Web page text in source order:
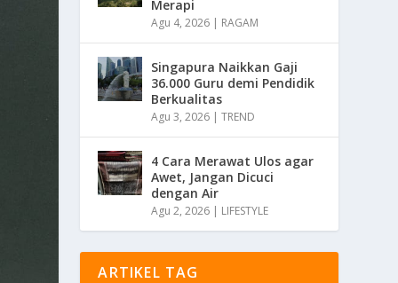
Merapi
Agu 4, 2026 | RAGAM
Singapura Naikkan Gaji
36.000 Guru demi Pendidik
Berkualitas
Agu 3, 2026 |TREND
4 Cara Merawat Ulos agar
Awet, Jangan Dicuci
dengan Air
Agu 2, 2026 | LIFESTYLE
ARTIKEL TAG